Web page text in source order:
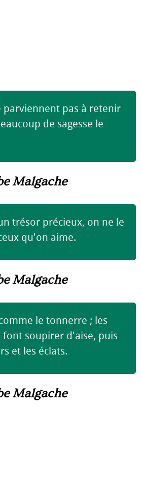
parviennent pas à retenir
de sagesse le
Malgache
trésor précieux, on ne le
qu'on aime.
Malgache
le tonnerre ; les
font soupirer d'aise, puis
et les éclats.
Malgache